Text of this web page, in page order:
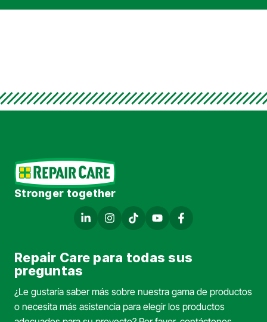
Stronger together
Repair Care para todas sus
preguntas
¿Le gustaría saber más sobre nuestra gama de productos
o necesita más asistencia para elegir los productos